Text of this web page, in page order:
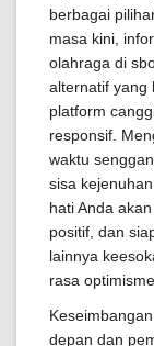
berbagai
masa kini,
olahraga di
alternatif yang
platform
responsif.
waktu
sisa
hati Anda
positif, dan
lainnya
rasa
depan dan